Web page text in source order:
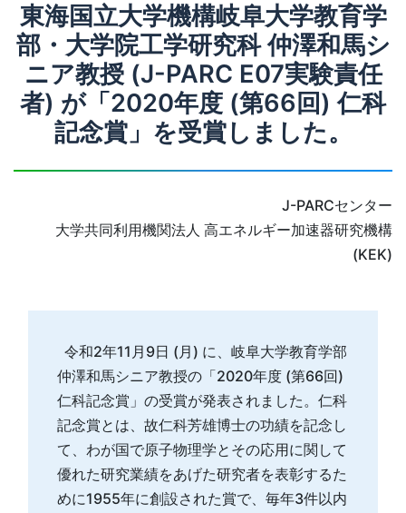
東海国立大学機構岐阜大学教育学
部・大学院工学研究科 仲澤和馬シ
ニア教授 (J-PARC E07実験責任
者) が「2020年度 (第66回) 仁科
記念賞」を受賞しました。
J-PARCセンター
大学共同利用機関法人 高エネルギー加速器研究機構
(KEK)
令和2年11月9日 (月) に、岐阜大学教育学部
仲澤和馬シニア教授の「2020年度 (第66回)
仁科記念賞」の受賞が発表されました。仁科
記念賞とは、故仁科芳雄博士の功績を記念し
て、わが国で原子物理学とその応用に関して
優れた研究業績をあげた研究者を表彰するた
めに1955年に創設された賞で、毎年3件以内